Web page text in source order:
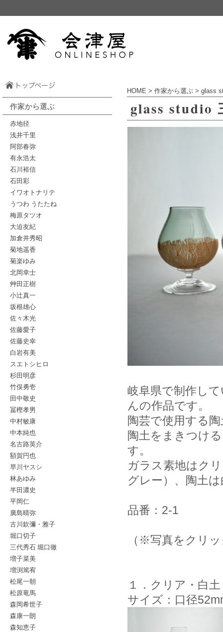
作家から選ぶ
赤地径
浅井千里
阿部春弥
有永浩太
石川裕信
石田彩
イワオトナリテ
うつわ うたたね
梅原タツオ
大迫友紀
加倉井秀昭
菊地遥香
菊楽ゆみ
北岡幸士
艸田正樹
小辻真一
坂根雄心
佐々木光
佐藤愛子
佐藤史幸
白岩有美
スエトシヒロ
杉田明彦
竹俣勇壱
田中敬史
冨樫孝男
中村敏康
中本純也
名古路英介
額賀円也
早川ヤスシ
林あゆみ
半田濃史
平岡仁
廣島晴弥
古川欽彌・雅子
堀口切子
三代秀石 堀口徹
増子菜美
増渕篤宥
松尾一朝
松原竜馬
森岡希世子
森康一朗
森知恵子
HOME > 作家から選ぶ > glass
glass studio
岐阜県で制作し
んの作品です。
陶芸で使用する
陶土をまきつけ
す。
ガラス素地はク
グレー）、陶土
品番：2-1
（※写真をクリ
１．クリア・白土
サイズ：口径